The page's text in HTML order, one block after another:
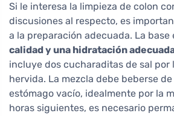
Si le interesa la limpieza de colon
discusiones al respecto, es
a la preparación adecuada. La base
calidad y una hidratación
incluye dos cucharaditas de sal por
hervida. La mezcla debe beberse
estómago vacío, idealmente por la
horas siguientes, es necesario